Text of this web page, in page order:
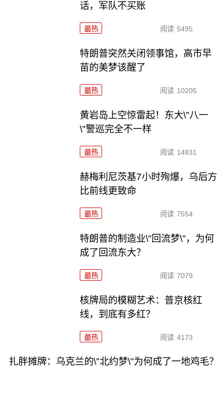
话，军队不买账
最热 阅读 5495
特朗普突然关闭领事馆，高市早
苗的美梦该醒了
最热 阅读 10205
黄岩岛上空惊雷起！东大\"八一
\"警巡完全不一样
最热 阅读 14831
赫梅利尼茨基7小时殉爆，乌后方
比前线更致命
最热 阅读 7554
特朗普的制造业\"回流梦\"，为何
成了回流东大？
最热 阅读 7079
核牌局的模糊艺术：普京核红
线，到底有多红？
最热 阅读 4173
扎胖摊牌：乌克兰的\"北约梦\"为何成了一地鸡毛？